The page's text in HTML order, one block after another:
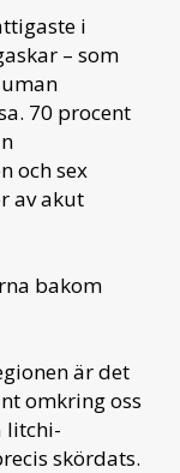
i
– som
70 procent
och sex
av akut
bakom
är det
omkring oss
litchi-
skördats.